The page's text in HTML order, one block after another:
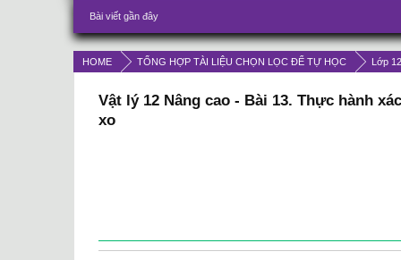
HOME TỔNG HỢP TÀI LIỆU CHỌN LỌC ĐỂ TỰ HỌC Lớp 12
Vật lý 12 Nâng cao - Bài 13. Thực hành
xo
Bài viết gần đây